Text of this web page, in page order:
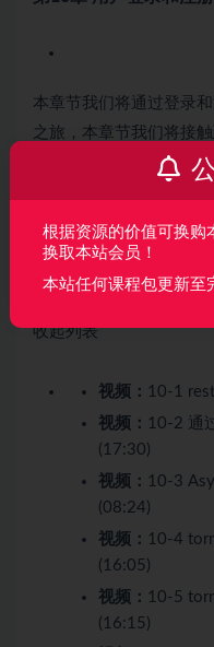
本章节我们将通过登录
之旅，本章节我们将接
步的完成短信发送，在
布式session的方式去完
收起列表
视频： 10-1
视频： 10-2 通
(17:30)
视频： 10-3
(08:24)
视频： 10-4
(16:05)
视频： 10-5
(16:15)
根据资源的价值可换购
换取本站会员！
本站任何课程包更新至